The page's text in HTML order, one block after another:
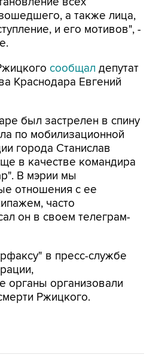
а также лица,
и его мотивов", -
сообщал депутат
Краснодара Евгений
был застрелен в спину
по мобилизационной
города Станислав
в качестве командира
В мэрии мы
отношения с ее
часто
он в своем телеграм-
в пресс-службе
органы организовали
Ржицкого.